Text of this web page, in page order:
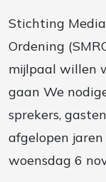
Stichting
Ordening
mijlpaal willen
gaan We
sprekers,
afgelopen
woensdag 6